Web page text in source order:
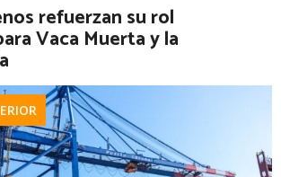
refuerzan su rol
Vaca Muerta y la